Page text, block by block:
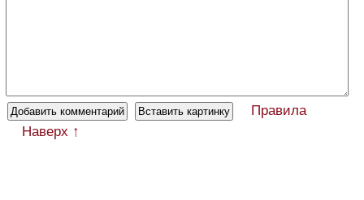
Правила
Наверх ↑